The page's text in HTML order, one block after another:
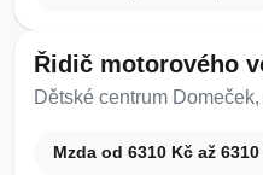
Řidič motorového
Dětské centrum
Mzda od 6310 Kč až